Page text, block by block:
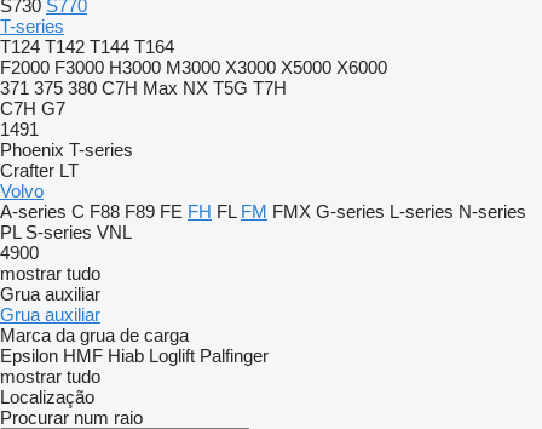
S730 S770
T-series
T124 T142 T144 T164
F2000 F3000 H3000 M3000 X3000 X5000 X6000
371 375 380 C7H Max NX T5G T7H
C7H G7
1491
Phoenix T-series
Crafter LT
Volvo
A-series C F88 F89 FE FH FL FM FMX G-series L-series N-series
PL S-series VNL
4900
mostrar tudo
Grua auxiliar
Grua auxiliar
Marca da grua de carga
Epsilon HMF Hiab Loglift Palfinger
mostrar tudo
Localização
Procurar num raio